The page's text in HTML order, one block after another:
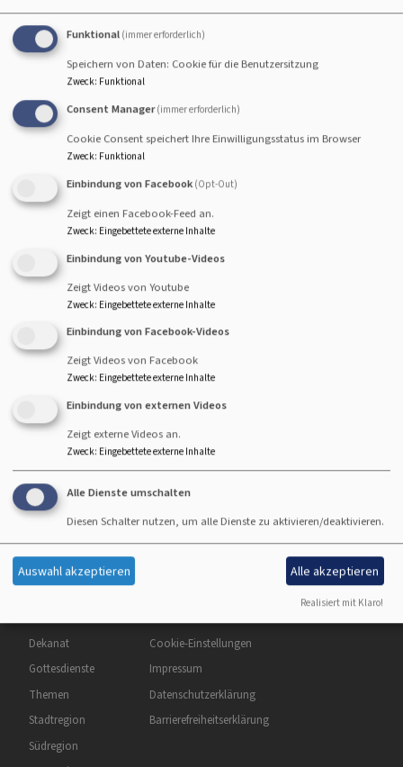
Evangelisch-Lutherisches Dekanat
Bamberg
Hauptnavigation
Startseite Stellenangebote
Auf der digitalen Stellenbörse der Evangelisch-
Lutherischen Kirche in Bayern können Sie nach freien
Stellen in der Evangelischen Kirche suchen.
Dekanat
Gottesdienste
Themen
Stadtregion
Südregion
Cookie-Einstellungen
Impressum
Datenschutzerklärung
Barrierefreiheitserklärung
Benutzermenü
Funktional (immer erforderlich)
Speichern von Daten: Cookie für die Benutzersitzung
Zweck: Funktional
Consent Manager (immer erforderlich)
Cookie Consent speichert Ihre Einwilligungsstatus im Browser
Zweck: Funktional
Einbindung von Facebook (Opt-Out)
Zeigt einen Facebook-Feed an.
Zweck: Eingebettete externe Inhalte
Einbindung von Youtube-Videos
Zeigt Videos von Youtube
Zweck: Eingebettete externe Inhalte
Einbindung von Facebook-Videos
Zeigt Videos von Facebook
Zweck: Eingebettete externe Inhalte
Einbindung von externen Videos
Zeigt externe Videos an.
Zweck: Eingebettete externe Inhalte
Alle Dienste umschalten
Diesen Schalter nutzen, um alle Dienste zu aktivieren/deaktivieren.
Auswahl akzeptieren Alle akzeptieren
Realisiert mit Klaro!